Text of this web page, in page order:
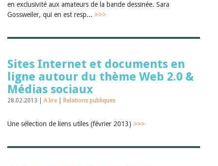
en exclusivité aux amateurs de la bande dessinée. Sara
Gossweiler, qui en est resp... >>>
Sites Internet et documents en
ligne autour du thème Web 2.0 &
Médias sociaux
28.02.2013 | A lire Relations publiques
Une sélection de liens utiles (février 2013) >>>